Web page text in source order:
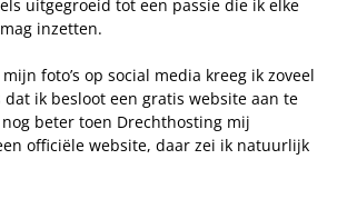
uitgegroeid tot een passie die ik elke
inzetten.
foto’s op social media kreeg ik zoveel
dat ik besloot een gratis website aan te
beter toen Drechthosting mij
officiële website, daar zei ik natuurlijk